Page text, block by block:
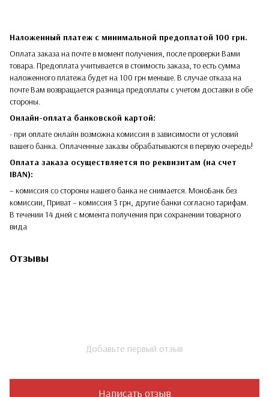
Наложенный платеж с минимальной предоплатой 100 грн.
Оплата заказа на почте в момент получения, после проверки Вами
товара. Предоплата учитывается в стоимость заказа, то есть сумма
наложенного платежа будет на 100 грн меньше. В случае отказа на
почте Вам возвращается разница предоплаты с учетом доставки в обе
стороны.​​
Онлайн-оплата банковской картой:
- при оплате онлайн возможна комиссия в зависимости от условий
вашего банка. Оплаченные заказы обрабатываются в первую очередь!
Оплата заказа осуществляется по реквизитам (на счет
IBAN):
– комиссия со стороны нашего банка не снимается. МоноБанк без
комиссии, Приват – комиссия 3 грн, другие банки согласно тарифам.
В течении 14 дней с момента получения при сохранении товарного
вида
Отзывы
Добавьте первый отзыв
Написать отзыв